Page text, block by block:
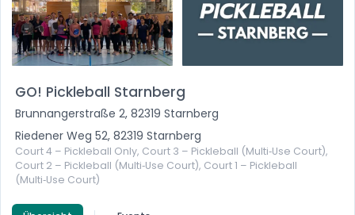
GO! Pickleball Starnberg
Brunnangerstraße 2, 82319 Starnberg
Riedener Weg 52, 82319 Starnberg
Court 4 – Pickleball Only, Court 3 – Pickleball (Multi‑Use Court),
Court 2 – Pickleball (Multi‑Use Court), Court 1 – Pickleball
(Multi‑Use Court)